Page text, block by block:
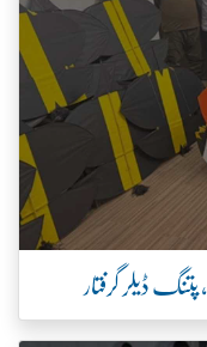
ڈیلر گرفتار